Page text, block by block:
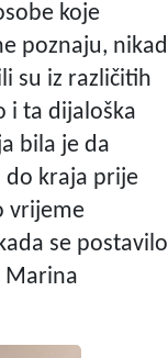
koje
poznaju, nikad
su iz različitih
i ta dijaloška
bila je da
do kraja prije
vrijeme
se postavilo
Marina